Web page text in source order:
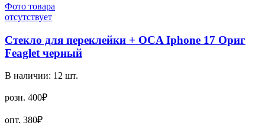
Фото товара
отсутствует
Стекло для переклейки + OCA Iphone 17 Ориг
Feaglet черный
В наличии: 12 шт.
розн. 400₽
опт. 380₽